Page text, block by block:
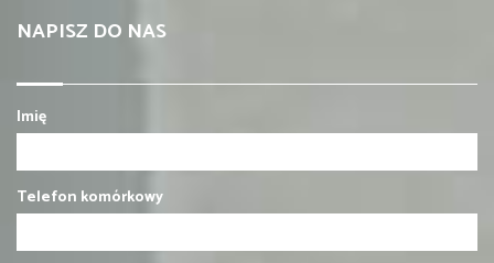
NAPISZ DO NAS
Imię
Telefon komórkowy